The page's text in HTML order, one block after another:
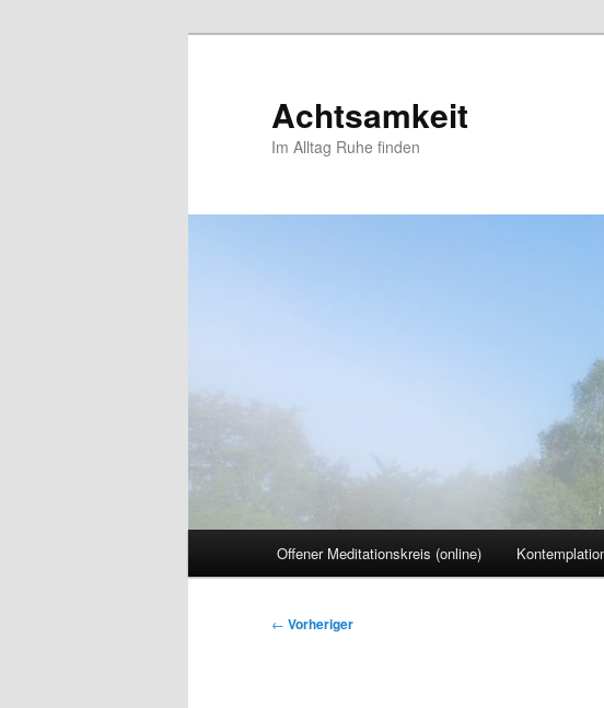
Achtsamkeit
Im Alltag Ruhe finden
Offener Meditationskreis (online)
Beitragsnavigation
← Vorheriger